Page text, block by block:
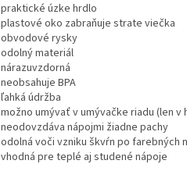
praktické úzke hrdlo
plastové oko zabraňuje strate viečka
obvodové rysky
odolný materiál
nárazuvzdorná
neobsahuje BPA
ľahká údržba
možno umývať v umývačke riadu (len v
neodovzdáva nápojmi žiadne pachy
odolná voči vzniku škvŕn po farebných
vhodná pre teplé aj studené nápoje